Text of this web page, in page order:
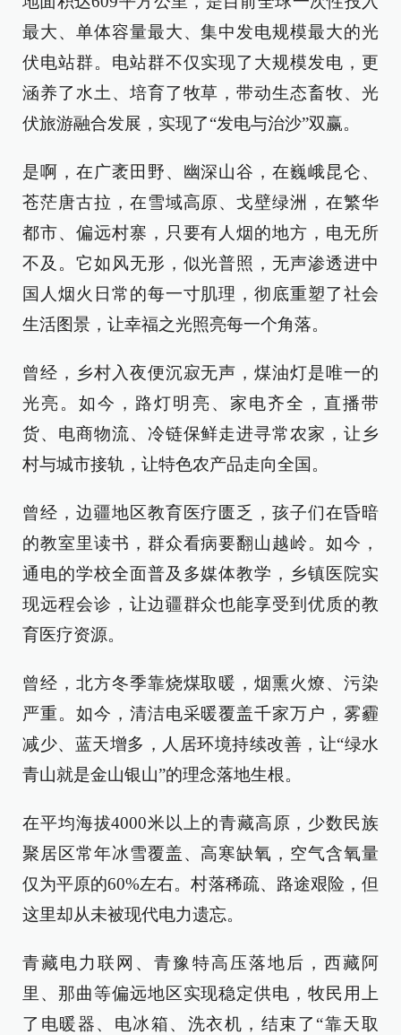
最大、单体容量最大、集中发电规模最大的光
伏电站群。电站群不仅实现了大规模发电，更
涵养了水土、培育了牧草，带动生态畜牧、光
伏旅游融合发展，实现了“发电与治沙”双赢。
是啊，在广袤田野、幽深山谷，在巍峨昆仑、
苍茫唐古拉，在雪域高原、戈壁绿洲，在繁华
都市、偏远村寨，只要有人烟的地方，电无所
不及。它如风无形，似光普照，无声渗透进中
国人烟火日常的每一寸肌理，彻底重塑了社会
生活图景，让幸福之光照亮每一个角落。
曾经，乡村入夜便沉寂无声，煤油灯是唯一的
光亮。如今，路灯明亮、家电齐全，直播带
货、电商物流、冷链保鲜走进寻常农家，让乡
村与城市接轨，让特色农产品走向全国。
曾经，边疆地区教育医疗匮乏，孩子们在昏暗
的教室里读书，群众看病要翻山越岭。如今，
通电的学校全面普及多媒体教学，乡镇医院实
现远程会诊，让边疆群众也能享受到优质的教
育医疗资源。
曾经，北方冬季靠烧煤取暖，烟熏火燎、污染
严重。如今，清洁电采暖覆盖千家万户，雾霾
减少、蓝天增多，人居环境持续改善，让“绿水
青山就是金山银山”的理念落地生根。
在平均海拔4000米以上的青藏高原，少数民族
聚居区常年冰雪覆盖、高寒缺氧，空气含氧量
仅为平原的60%左右。村落稀疏、路途艰险，但
这里却从未被现代电力遗忘。
青藏电力联网、青豫特高压落地后，西藏阿
里、那曲等偏远地区实现稳定供电，牧民用上
了电暖器、电冰箱、洗衣机，结束了“靠天取